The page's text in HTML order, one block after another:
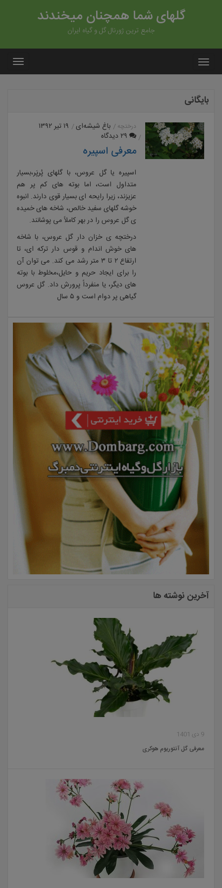
گلهای شما همچنان میخندند
جامع ترین ژورنال گل و گیاه ایران
بایگانی
درختچه باغ شیشه‌ای
۱۹ تیر ۱۳۹۲
۲۹ دیدگاه
معرفی اسپیره
اسپیره یا گل عروس، با گلهای پُرپَر،بسیار
متداول است، اما بوته های کم پر هم
عزیزند، زیرا رایحه ای بسیار قوی دارند. انبوه
خوشه گلهای سفید خالص، شاخه های خمیده
ی گل عروس را در بهر کاملاً می پوشانند.
درختچه ی خزان دار گل عروس، با شاخه
های خوش اندام و قوس دار ترکه ای، تا
ارتفاع ۲ تا ۳ متر رشد می کند. می توان آن
را برای ایجاد حریم و حایل،مخلوط با بوته
های دیگر، یا منفرداً پرورش داد. گل عروس
گیاهی پر دوام است و ۵ سال
آخرین نوشته ها
9 دی 1401
معرفی گل آنتوریوم هوکری